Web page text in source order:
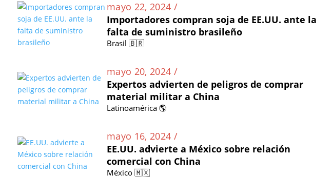
mayo 22, 2024 /
Importadores compran soja de EE.UU. ante la
falta de suministro brasileño
Brasil 🇧🇷
mayo 20, 2024 /
Expertos advierten de peligros de comprar
material militar a China
Latinoamérica 🌎
mayo 16, 2024 /
EE.UU. advierte a México sobre relación
comercial con China
México 🇲🇽